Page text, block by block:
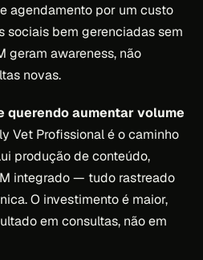
agendamento por um custo
sociais bem gerenciadas sem
geram awareness, não
novas.
querendo aumentar volume
Vet Profissional é o caminho
produção de conteúdo,
integrado — tudo rastreado
O investimento é maior,
em consultas, não em